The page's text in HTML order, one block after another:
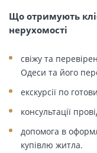
Що отримують
нерухомості
свіжу та
Одеси та його
екскурсії по
консультації
допомога в
купівлю житла.